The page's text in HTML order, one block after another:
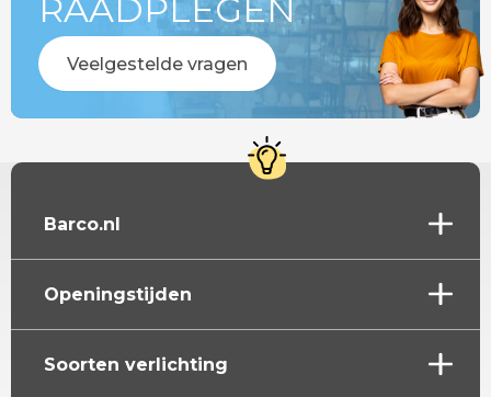
RAADPLEGEN
Veelgestelde vragen
Barco.nl
Openingstijden
Soorten verlichting